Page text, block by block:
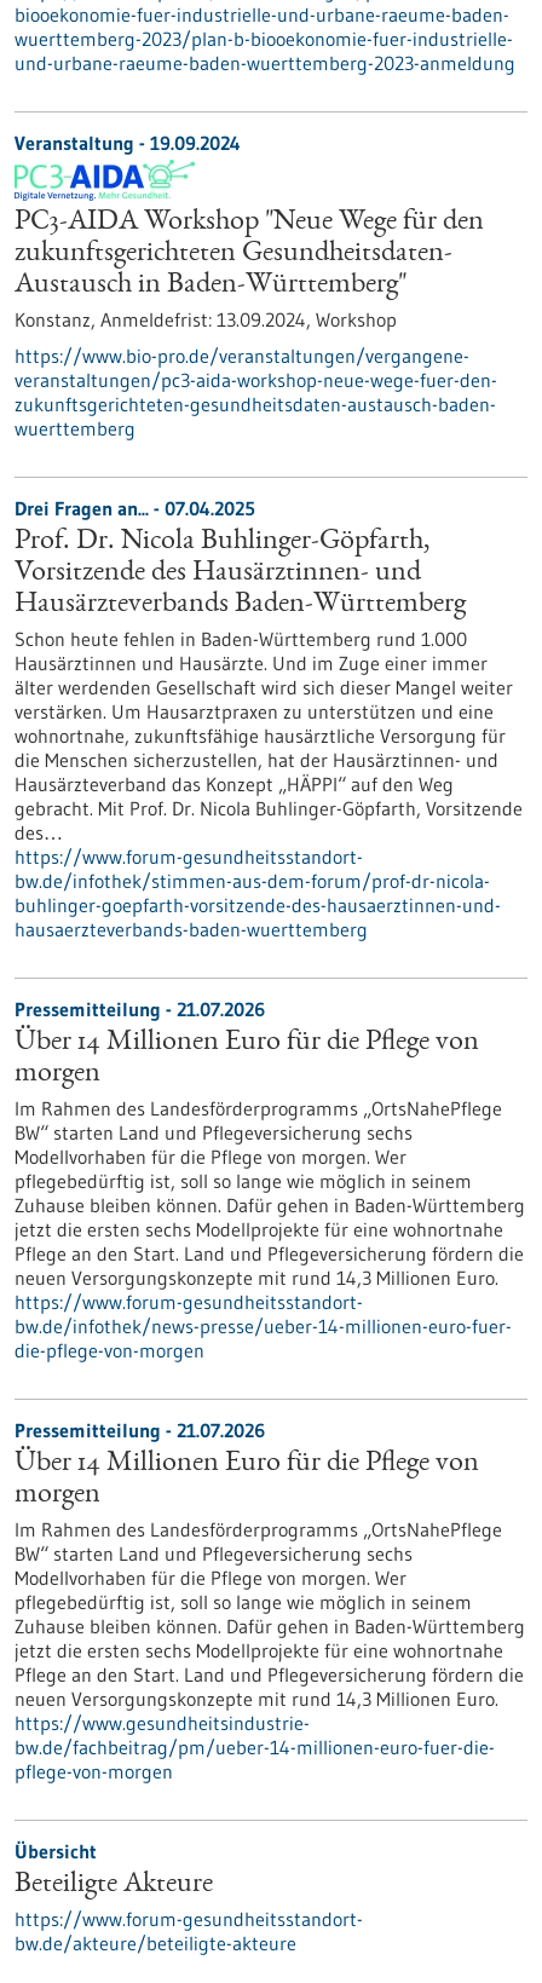
biooekonomie-fuer-industrielle-und-urbane-raeume-baden-
wuerttemberg-2023/plan-b-biooekonomie-fuer-industrielle-
und-urbane-raeume-baden-wuerttemberg-2023-anmeldung
Veranstaltung - 19.09.2024
PC3-AIDA Workshop "Neue Wege für den
zukunftsgerichteten Gesundheitsdaten-
Austausch in Baden-Württemberg"
Konstanz, Anmeldefrist: 13.09.2024, Workshop
https://www.bio-pro.de/veranstaltungen/vergangene-
veranstaltungen/pc3-aida-workshop-neue-wege-fuer-den-
zukunftsgerichteten-gesundheitsdaten-austausch-baden-
wuerttemberg
Drei Fragen an... - 07.04.2025
Prof. Dr. Nicola Buhlinger-Göpfarth,
Vorsitzende des Hausärztinnen- und
Hausärzteverbands Baden-Württemberg
Schon heute fehlen in Baden-Württemberg rund 1.000
Hausärztinnen und Hausärzte. Und im Zuge einer immer
älter werdenden Gesellschaft wird sich dieser Mangel weiter
verstärken. Um Hausarztpraxen zu unterstützen und eine
wohnortnahe, zukunftsfähige hausärztliche Versorgung für
die Menschen sicherzustellen, hat der Hausärztinnen- und
Hausärzteverband das Konzept „HÄPPI“ auf den Weg
gebracht. Mit Prof. Dr. Nicola Buhlinger-Göpfarth, Vorsitzende
des…
https://www.forum-gesundheitsstandort-
bw.de/infothek/stimmen-aus-dem-forum/prof-dr-nicola-
buhlinger-goepfarth-vorsitzende-des-hausaerztinnen-und-
hausaerzteverbands-baden-wuerttemberg
Pressemitteilung - 21.07.2026
Über 14 Millionen Euro für die Pflege von
morgen
Im Rahmen des Landesförderprogramms „OrtsNahePflege
BW“ starten Land und Pflegeversicherung sechs
Modellvorhaben für die Pflege von morgen. Wer
pflegebedürftig ist, soll so lange wie möglich in seinem
Zuhause bleiben können. Dafür gehen in Baden-Württemberg
jetzt die ersten sechs Modellprojekte für eine wohnortnahe
Pflege an den Start. Land und Pflegeversicherung fördern die
neuen Versorgungskonzepte mit rund 14,3 Millionen Euro.
https://www.forum-gesundheitsstandort-
bw.de/infothek/news-presse/ueber-14-millionen-euro-fuer-
die-pflege-von-morgen
Pressemitteilung - 21.07.2026
Über 14 Millionen Euro für die Pflege von
morgen
Im Rahmen des Landesförderprogramms „OrtsNahePflege
BW“ starten Land und Pflegeversicherung sechs
Modellvorhaben für die Pflege von morgen. Wer
pflegebedürftig ist, soll so lange wie möglich in seinem
Zuhause bleiben können. Dafür gehen in Baden-Württemberg
jetzt die ersten sechs Modellprojekte für eine wohnortnahe
Pflege an den Start. Land und Pflegeversicherung fördern die
neuen Versorgungskonzepte mit rund 14,3 Millionen Euro.
https://www.gesundheitsindustrie-
bw.de/fachbeitrag/pm/ueber-14-millionen-euro-fuer-die-
pflege-von-morgen
Übersicht
Beteiligte Akteure
https://www.forum-gesundheitsstandort-
bw.de/akteure/beteiligte-akteure